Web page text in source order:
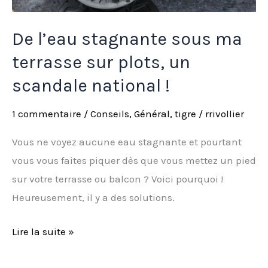
De l’eau stagnante sous ma
terrasse sur plots, un
scandale national !
1 commentaire / Conseils, Général, tigre / rrivollier
Vous ne voyez aucune eau stagnante et pourtant
vous vous faites piquer dès que vous mettez un pied
sur votre terrasse ou balcon ? Voici pourquoi !
Heureusement, il y a des solutions.
Lire la suite »